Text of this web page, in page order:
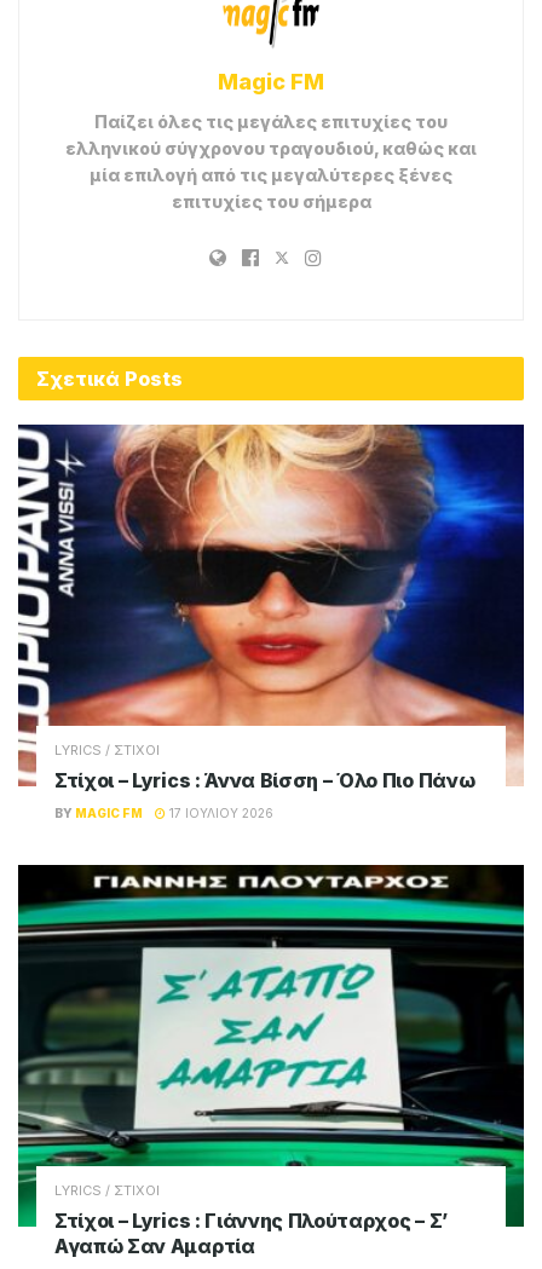
Magic FM
Παίζει όλες τις μεγάλες επιτυχίες του
ελληνικού σύγχρονου τραγουδιού, καθώς και
μία επιλογή από τις μεγαλύτερες ξένες
επιτυχίες του σήμερα
Σχετικά Posts
LYRICS / ΣΤΙΧΟΙ
Στίχοι – Lyrics : Άννα Βίσση – Όλο Πιο Πάνω
BY MAGIC FM 17 ΙΟΥΛΊΟΥ 2026
LYRICS / ΣΤΙΧΟΙ
Στίχοι – Lyrics : Γιάννης Πλούταρχος – Σ’
Αγαπώ Σαν Αμαρτία